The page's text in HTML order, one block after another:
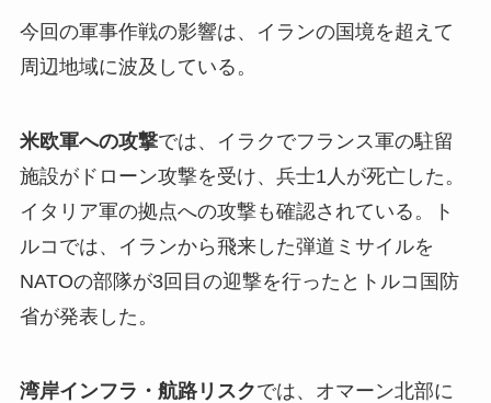
今回の軍事作戦の影響は、イランの国境を超えて
周辺地域に波及している。
米欧軍への攻撃では、イラクでフランス軍の駐留
施設がドローン攻撃を受け、兵士1人が死亡した。
イタリア軍の拠点への攻撃も確認されている。ト
ルコでは、イランから飛来した弾道ミサイルを
NATOの部隊が3回目の迎撃を行ったとトルコ国防
省が発表した。
湾岸インフラ・航路リスクでは、オマーン北部に